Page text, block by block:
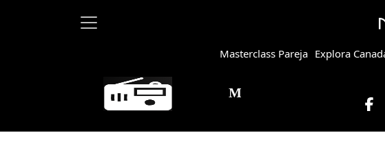
Masterclass Pareja Explora
Martha Debayle en W, lunes a